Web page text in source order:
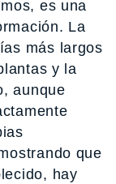
es una
La
más largos
y la
aunque
que
hay